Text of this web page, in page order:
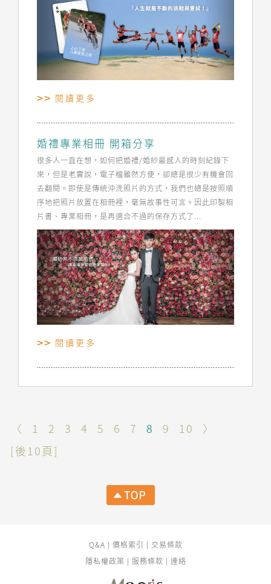
閱讀更多
婚禮專業相冊 開箱分享
很多人一直在想，如何把婚禮/婚紗最感人的時刻紀錄下
來，但是老實說，電子檔雖然方便，卻總是很少有機會回
去翻閱。即使是傳統沖洗照片的方式，我們也總是按照順
序地把照片放置在相冊裡，毫無故事性可言。因此印製相
片書、專業相冊，是再適合不過的保存方式了...
閱讀更多
〈 1 2 3 4 5 6 7 8 9 10
〉
[後10頁]
Q&A | 價格索引 | 交易條款
隱私權政策 | 服務條款 | 連絡